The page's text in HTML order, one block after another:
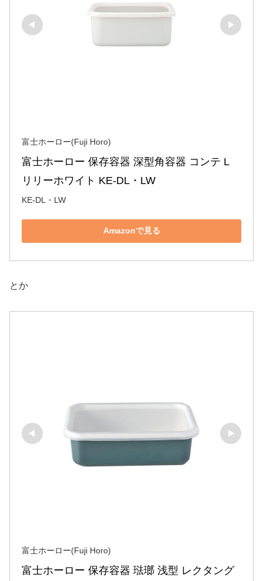
富士ホーロー(Fuji Horo)
富士ホーロー 保存容器 深型角容器 コンテ L
リリーホワイト KE-DL・LW
KE-DL・LW
Amazonで見る
とか
富士ホーロー(Fuji Horo)
富士ホーロー 保存容器 琺瑯 浅型 レクタング